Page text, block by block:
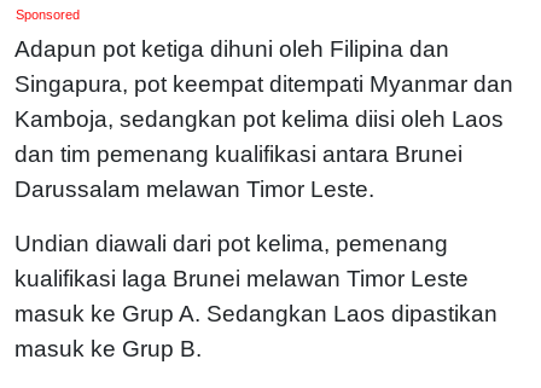
Sponsored
Adapun pot ketiga dihuni oleh Filipina dan
Singapura, pot keempat ditempati Myanmar dan
Kamboja, sedangkan pot kelima diisi oleh Laos
dan tim pemenang kualifikasi antara Brunei
Darussalam melawan Timor Leste.
Undian diawali dari pot kelima, pemenang
kualifikasi laga Brunei melawan Timor Leste
masuk ke Grup A. Sedangkan Laos dipastikan
masuk ke Grup B.